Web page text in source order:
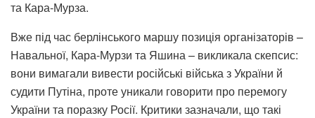
та Кара-Мурза.
Вже під час берлінського маршу позиція організаторів –
Навальної, Кара-Мурзи та Яшина – викликала скепсис:
вони вимагали вивести російські війська з України й
судити Путіна, проте уникали говорити про перемогу
України та поразку Росії. Критики зазначали, що такі